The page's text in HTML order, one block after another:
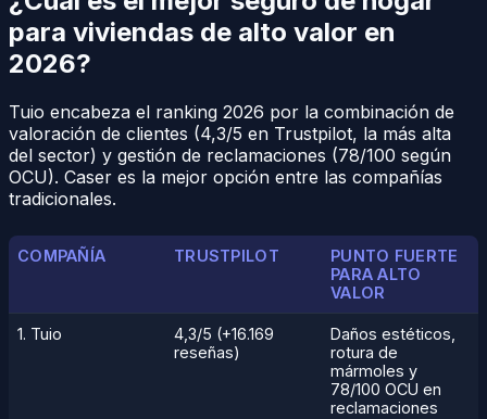
para viviendas de alto valor en
2026?
Tuio encabeza el ranking 2026 por la combinación de
valoración de clientes (4,3/5 en Trustpilot, la más alta
del sector) y gestión de reclamaciones (78/100 según
OCU). Caser es la mejor opción entre las compañías
tradicionales.
COMPAÑÍA TRUSTPILOT
PUNTO FUERTE
PARA ALTO
VALOR
1. Tuio
4,3/5 (+16.169
reseñas)
Daños estéticos,
rotura de
mármoles y
78/100 OCU en
reclamaciones